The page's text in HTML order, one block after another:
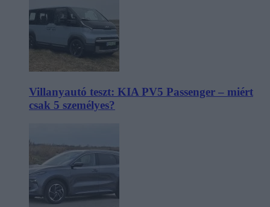
Villanyautó teszt: KIA PV5 Passenger – miért
csak 5 személyes?